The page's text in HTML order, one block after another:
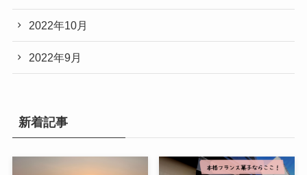
2022年10月
2022年9月
新着記事